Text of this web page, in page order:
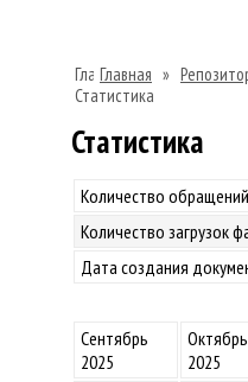
Главная »
Статистика
Статистика
Количество
Количество загрузок
Дата создания
Сентябрь
2025
Октябрь
2025